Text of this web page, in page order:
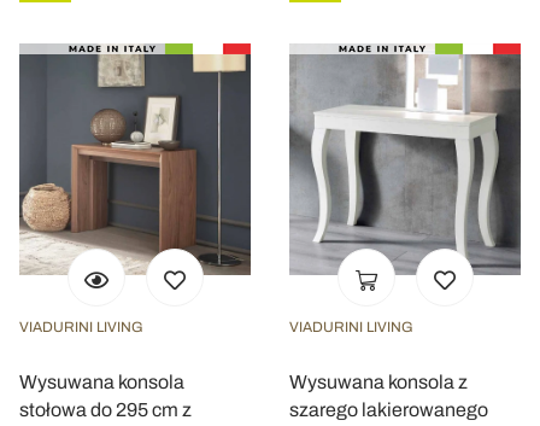
VIADURINI LIVING
Wysuwana konsola
stołowa do 295 cm z
VIADURINI LIVING
Wysuwana konsola z
szarego lakierowanego